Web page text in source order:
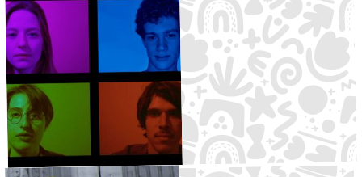
21:30 DJ-Area House/Deep
House
22:00 Große Bühne·Elektro